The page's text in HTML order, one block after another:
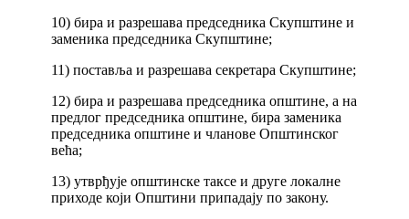
10) бира и разрешава председника Скупштине и
заменика председника Скупштине;
11) поставља и разрешава секретара Скупштине;
12) бира и разрешава председника општине, а на
предлог председника општине, бира заменика
председника општине и чланове Општинског
већа;
13) утврђује општинске таксе и друге локалне
приходе који Општини припадају по закону.